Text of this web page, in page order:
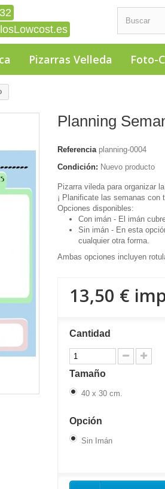
Pizarras Velleda Foto-
Planning
Referencia planning-0004
Condición: Nuevo producto
Pizarra vileda para organizar
¡ Planificate las semanas con
Opciones disponibles:
Con imán - El imán
Sin imán - En esta
cualquier otra forma.
Ambas opciones incluyen
13,50 €
Cantidad
Tamaño
40 x 30 cm.
Opción
Sin Imán